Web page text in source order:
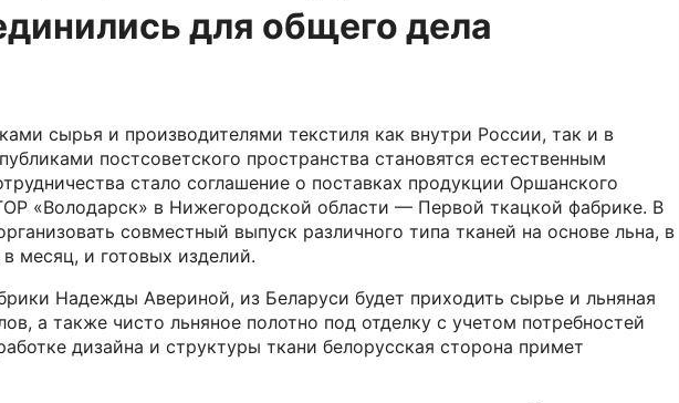
для общего дела
сырья и производителями текстиля как внутри России, так и в
постсоветского пространства становятся естественным
стало соглашение о поставках продукции Оршанского
«Володарск» в Нижегородской области — Первой ткацкой фабрике. В
совместный выпуск различного типа тканей на основе льна, в
месяц, и готовых изделий.
Надежды Авериной, из Беларуси будет приходить сырье и льняная
а также чисто льняное полотно под отделку с учетом потребностей
дизайна и структуры ткани белорусская сторона примет